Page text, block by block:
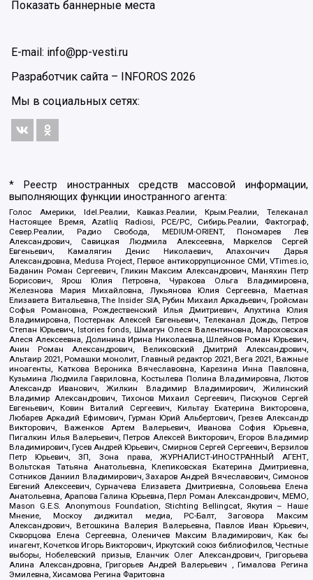
Показать баннерные места
E-mail: info@pp-vesti.ru
Разработчик сайта –
INFOROS 2026
Мы в социальных сетях:
* Реестр иностранных средств массовой информации,
выполняющих функции иностранного агента:
Голос Америки, Idel.Реалии, Кавказ.Реалии, Крым.Реалии, Телеканал
Настоящее Время, Azatliq Radiosi, PCE/PC, Сибирь.Реалии, Фактограф,
Север.Реалии, Радио Свобода, MEDIUM-ORIENT, Пономарев Лев
Александрович, Савицкая Людмила Алексеевна, Маркелов Сергей
Евгеньевич, Камалягин Денис Николаевич, Апахончич Дарья
Александровна, Medusa Project, Первое антикоррупционное СМИ, VTimes.io,
Баданин Роман Сергеевич, Гликин Максим Александрович, Маняхин Петр
Борисович, Ярош Юлия Петровна, Чуракова Ольга Владимировна,
Железнова Мария Михайловна, Лукьянова Юлия Сергеевна, Маетная
Елизавета Витальевна, The Insider SIA, Рубин Михаил Аркадьевич, Гройсман
Софья Романовна, Рождественский Илья Дмитриевич, Апухтина Юлия
Владимировна, Постернак Алексей Евгеньевич, Телеканал Дождь, Петров
Степан Юрьевич, Istories fonds, Шмагун Олеся Валентиновна, Мароховская
Алеся Алексеевна, Долинина Ирина Николаевна, Шлейнов Роман Юрьевич,
Анин Роман Александрович, Великовский Дмитрий Александрович,
Альтаир 2021, Ромашки монолит, Главный редактор 2021, Вега 2021, Важные
иноагенты, Каткова Вероника Вячеславовна, Карезина Инна Павловна,
Кузьмина Людмила Гавриловна, Костылева Полина Владимировна, Лютов
Александр Иванович, Жилкин Владимир Владимирович, Жилинский
Владимир Александрович, Тихонов Михаил Сергеевич, Пискунов Сергей
Евгеньевич, Ковин Виталий Сергеевич, Кильтау Екатерина Викторовна,
Любарев Аркадий Ефимович, Гурман Юрий Альбертович, Грезев Александр
Викторович, Важенков Артем Валерьевич, Иванова София Юрьевна,
Пигалкин Илья Валерьевич, Петров Алексей Викторович, Егоров Владимир
Владимирович, Гусев Андрей Юрьевич, Смирнов Сергей Сергеевич, Верзилов
Петр Юрьевич, ЗП, Зона права, ЖУРНАЛИСТ-ИНОСТРАННЫЙ АГЕНТ,
Вольтская Татьяна Анатольевна, Клепиковская Екатерина Дмитриевна,
Сотников Даниил Владимирович, Захаров Андрей Вячеславович, Симонов
Евгений Алексеевич, Сурначева Елизавета Дмитриевна, Соловьева Елена
Анатольевна, Арапова Галина Юрьевна, Перл Роман Александрович, МЕМО,
Mason G.E.S. Anonymous Foundation, Stichting Bellingcat, Якутия – Наше
Мнение, Москоу диджитал медиа, РС-Балт, Заговора Максим
Александрович, Ветошкина Валерия Валерьевна, Павлов Иван Юрьевич,
Скворцова Елена Сергеевна, Оленичев Максим Владимирович, Как бы
инагент, Кочетков Игорь Викторович, Иркутский союз библиофилов, Честные
выборы, Нобелевский призыв, Еланчик Олег Александрович, Григорьева
Алина Александровна, Григорьев Андрей Валерьевич , Гималова Регина
Эмилевна, Хисамова Регина Фаритовна